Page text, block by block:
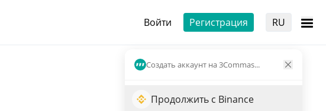
Войти Регистрация RU
Создать аккаунт на 3Commas...
Продолжить с Binance